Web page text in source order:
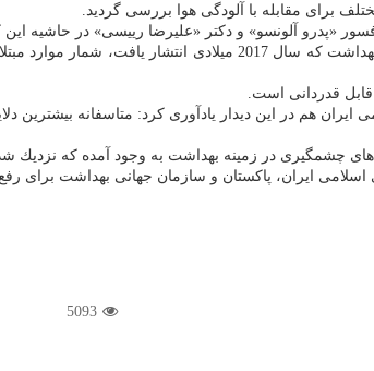
برای مقابله با آلودگی هوا بررسی گردید.
«پدرو آلونسو» و دكتر «علیرضا رییسی» در حاشیه این
قدردانی است.
هم در این دیدار یادآوری كرد: متاسفانه بیشترین
چشمگیری در زمینه بهداشت به وجود آمده كه نزدیك
5093